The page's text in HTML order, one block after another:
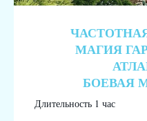
МАГИЯ
БОЕВАЯ
Длительность 1 час